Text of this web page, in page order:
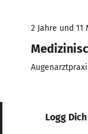
2 Jahre und 11
Logg